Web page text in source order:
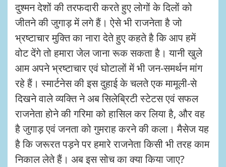
दुश्मन देशों की तरफदारी करते हुए लोगों के दिलों को
जीतने की जुगाड़ में लगे हैं। ऐसे भी राजनेता है जो
भ्रष्टाचार मुक्ति का नारा देते हुए कहते है कि आप हमें
वोट देंगे तो हमारा जेल जाना रूक सकता है। यानी खुले
आम अपने भ्रष्टाचार एवं घोटालों में भी जन-समर्थन मांग
रहे हैं। स्मार्टनेस की इस दुहाई के चलते एक मामूली-से
दिखने वाले व्यक्ति ने अब सिलेब्रिटी स्टेटस एवं सफल
राजनेता होने की गरिमा को हासिल कर लिया है, और वह
है जुगाड़ एवं जनता को गुमराह करने की कला। मैसेज यह
है कि जरूरत पड़ने पर हमारे राजनेता किसी भी तरह काम
निकाल लेते हैं। अब इस सोच का क्या किया जाए?